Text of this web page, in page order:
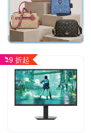
9 折起